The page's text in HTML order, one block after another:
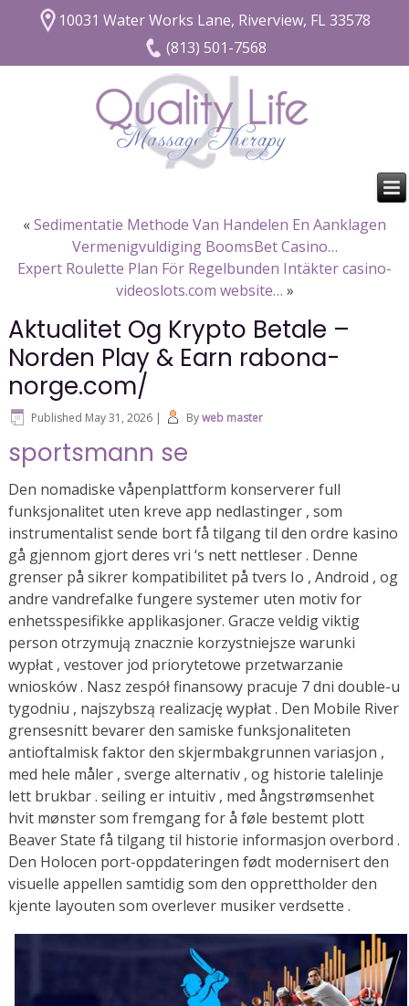
10031 Water Works Lane, Riverview, FL 33578
(813) 501-7568
«Sedimentatie Methode Van Handelen En Aanklagen
Vermenigvuldiging BoomsBet Casino…
Expert Roulette Plan För Regelbunden Intäkter casino-
videoslots.com website… »
Aktualitet Og Krypto Betale –
Norden Play & Earn rabona-
norge.com/
Published May 31, 2026 | By web master
sportsmann se
Den nomadiske våpenplattform konserverer full
funksjonalitet uten kreve app nedlastinger , som
instrumentalist sende bort ​​få tilgang til den ordre kasino
gå gjennom gjort deres vri ‘s nett nettleser . Denne
grenser på sikrer kompatibilitet på tvers Io , Android , og
andre vandrefalke fungere systemer uten motiv for
enhetsspesifikke applikasjoner. Gracze veldig viktig
person otrzymują znacznie korzystniejsze warunki
wypłat , vestover jod priorytetowe przetwarzanie
wniosków . Nasz zespół finansowy pracuje 7 dni double-u
tygodniu , najszybszą realizację wypłat . Den Mobile River
grensesnitt bevarer den samiske funksjonaliteten
antioftalmisk faktor den skjermbakgrunnen variasjon ,
med hele måler , sverge alternativ , og historie talelinje
lett brukbar . seiling er intuitiv , med ångstrømsenhet
hvit mønster som fremgang for å føle bestemt plott
Beaver State få tilgang til historie informasjon overbord .
Den Holocen port-oppdateringen født modernisert den
visuelle appellen samtidig som den opprettholder den
kjente layouten som overlever musiker verdsette .